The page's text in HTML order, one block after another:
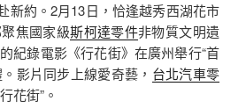
新約。2月13日，恰逢越秀西湖花市
焦國家級斯柯達零件非物質文明遺
紀錄電影《行花街》在廣州舉行“首
影片同步上線愛奇藝， 台北汽車零
花街”。